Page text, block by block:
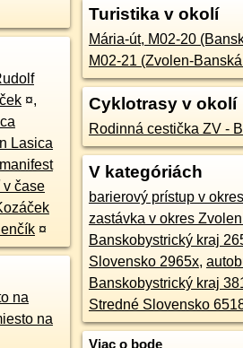
¤,
Lasica
v čase
¤
na
na
Turistika v okolí
Mária-út, M02-20
M02-21 (Zvolen-
Cyklotrasy v okolí
Rodinná cestička ZV -
V kategóriách
barierový prístup v
zastávka v okres
Banskobystrický kraj
Slovensko 2965x,
Banskobystrický kraj
Stredné Slovensko
Viac o bode